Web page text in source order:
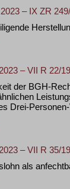
– IX ZR
– VII R 22/
der BGH-
Drei-
– VII R 35/
als